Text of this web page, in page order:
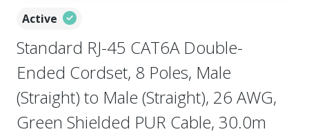
Active
Standard RJ-45 CAT6A Double-
Ended Cordset, 8 Poles, Male
(Straight) to Male (Straight), 26 AWG,
Green Shielded PUR Cable, 30.0m